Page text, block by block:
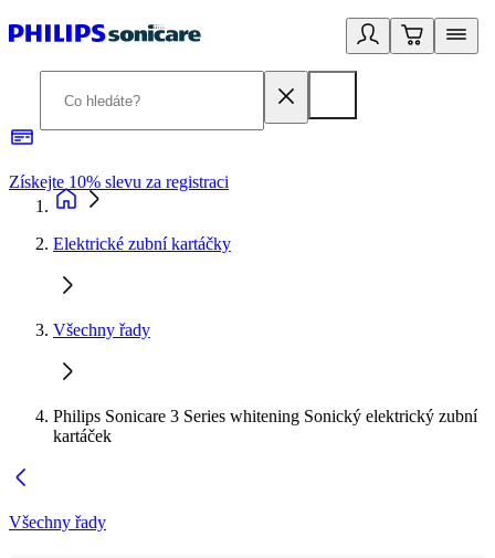
Získejte 10% slevu za registraci
Elektrické zubní kartáčky
Všechny řady
Philips Sonicare 3 Series whitening Sonický elektrický zubní
kartáček
Všechny řady